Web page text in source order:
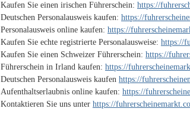
Kaufen Sie einen irischen Führerschein: https://
Deutschen Personalausweis kaufen: https://
Personalausweis online kaufen: https://
Kaufen Sie echte registrierte Personalausweise: https://
Kaufen Sie einen Schweizer Führerschein: https://
Führerschein in Irland kaufen: https://
Deutschen Personalausweis kaufen https://
Aufenthaltserlaubnis online kaufen: https://
Kontaktieren Sie uns unter https://